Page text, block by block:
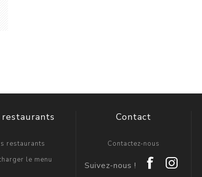
restaurants
restaurants
le menu
Contact
Contactez-nous